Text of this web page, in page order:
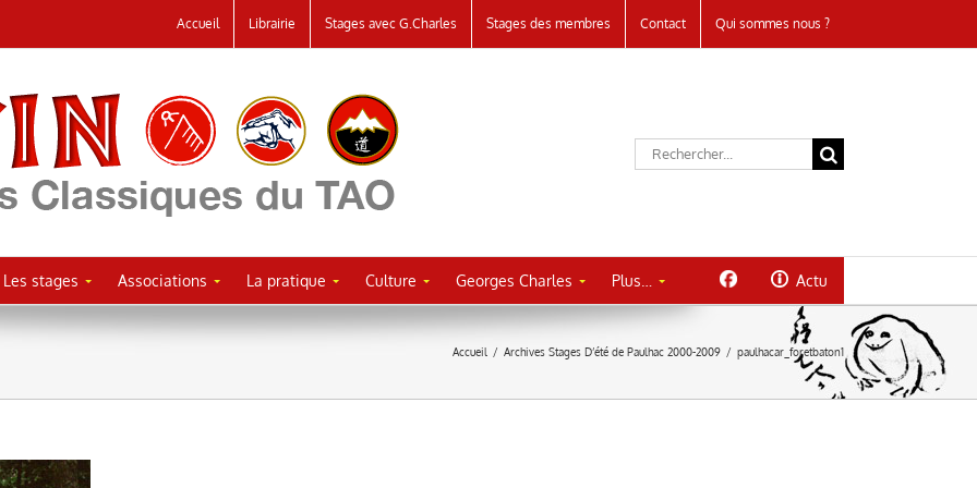
Accueil Librairie Stages avec G.Charles Stages des membres Contact Qui sommes nous ?
Rechercher:
Les stages Associations La pratique Culture Georges Charles Plus… Actu
Accueil / Archives Stages D’été de Paulhac 2000-2009 / paulhacar_foretbaton1